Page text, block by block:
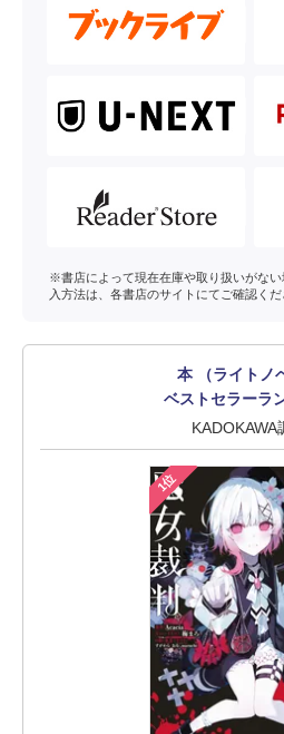
※書店によって現在在庫や取り扱いがな
入方法は、各書店のサイトにてご確認くだ
本 （ライトノ
ベストセラーラ
KADOKAWA
1位